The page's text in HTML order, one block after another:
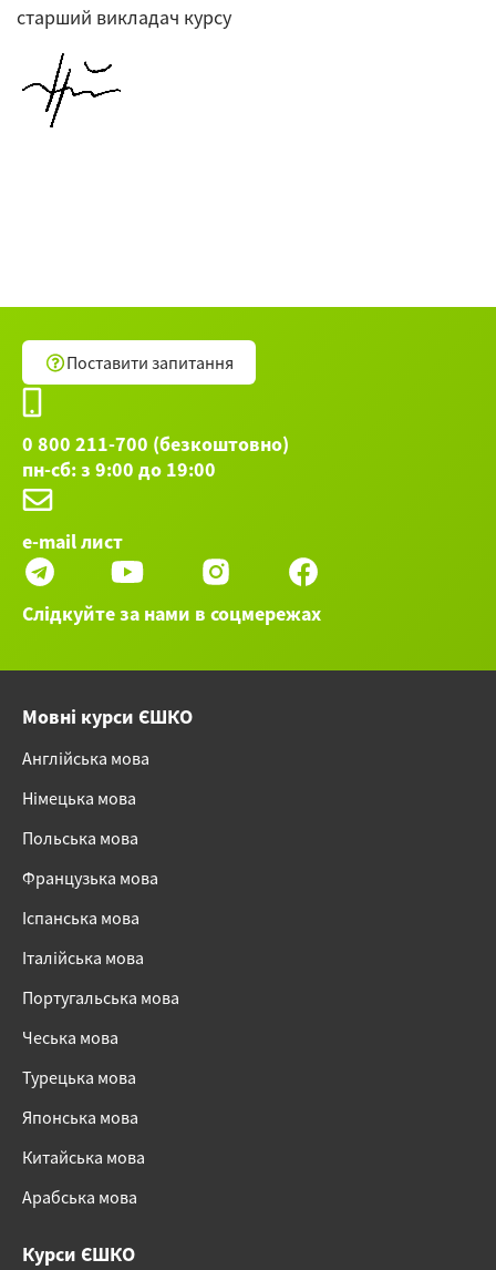
старший викладач курсу
Поставити запитання
0 800 211-700 (безкоштовно)
пн-сб: з 9:00 до 19:00
e-mail лист
Слідкуйте за нами в соцмережах
Мовні курси ЄШКО
Англійська мова
Німецька мова
Польська мова
Французька мова
Іспанська мова
Італійська мова
Португальська мова
Чеська мова
Турецька мова
Японська мова
Китайська мова
Арабська мова
Курси ЄШКО